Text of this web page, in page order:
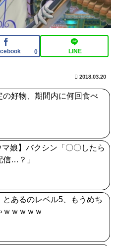
のイラスト紹介3987
然出てこないけど、普通に
かそんな感じ？
たお尻っていいよね！ｗｗ
のイラスト紹介3987
0 LINE
2018.03.20
の好物、期間内に何回食べ
マ娘】バクシン「〇〇したら
信…？」
とあるのレベル5、もうめち
ｗｗｗｗｗ